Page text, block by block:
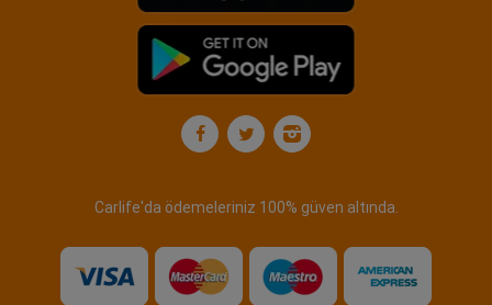
Carlife'da ödemeleriniz 100% güven altında.